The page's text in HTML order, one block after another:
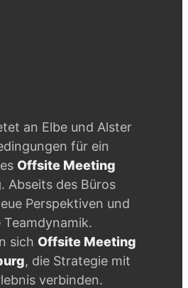
an Elbe und Alster
für ein
Offsite Meeting
. Abseits des Büros
Perspektiven und
Teamdynamik.
sich Offsite Meeting
, die Strategie mit
verbinden.